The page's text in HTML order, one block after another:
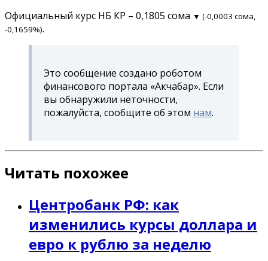
Официальный курс НБ КР – 0,1805 сома ▼ (-0,0003 сома,
-0,1659%).
Это сообщение создано роботом
финансового портала «Акчабар». Если
вы обнаружили неточности,
пожалуйста, сообщите об этом нам.
Читать похожее
Центробанк РФ: как
изменились курсы доллара и
евро к рублю за неделю